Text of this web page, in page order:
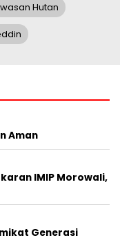
Hutan
Aman
IMIP Morowali,
Generasi